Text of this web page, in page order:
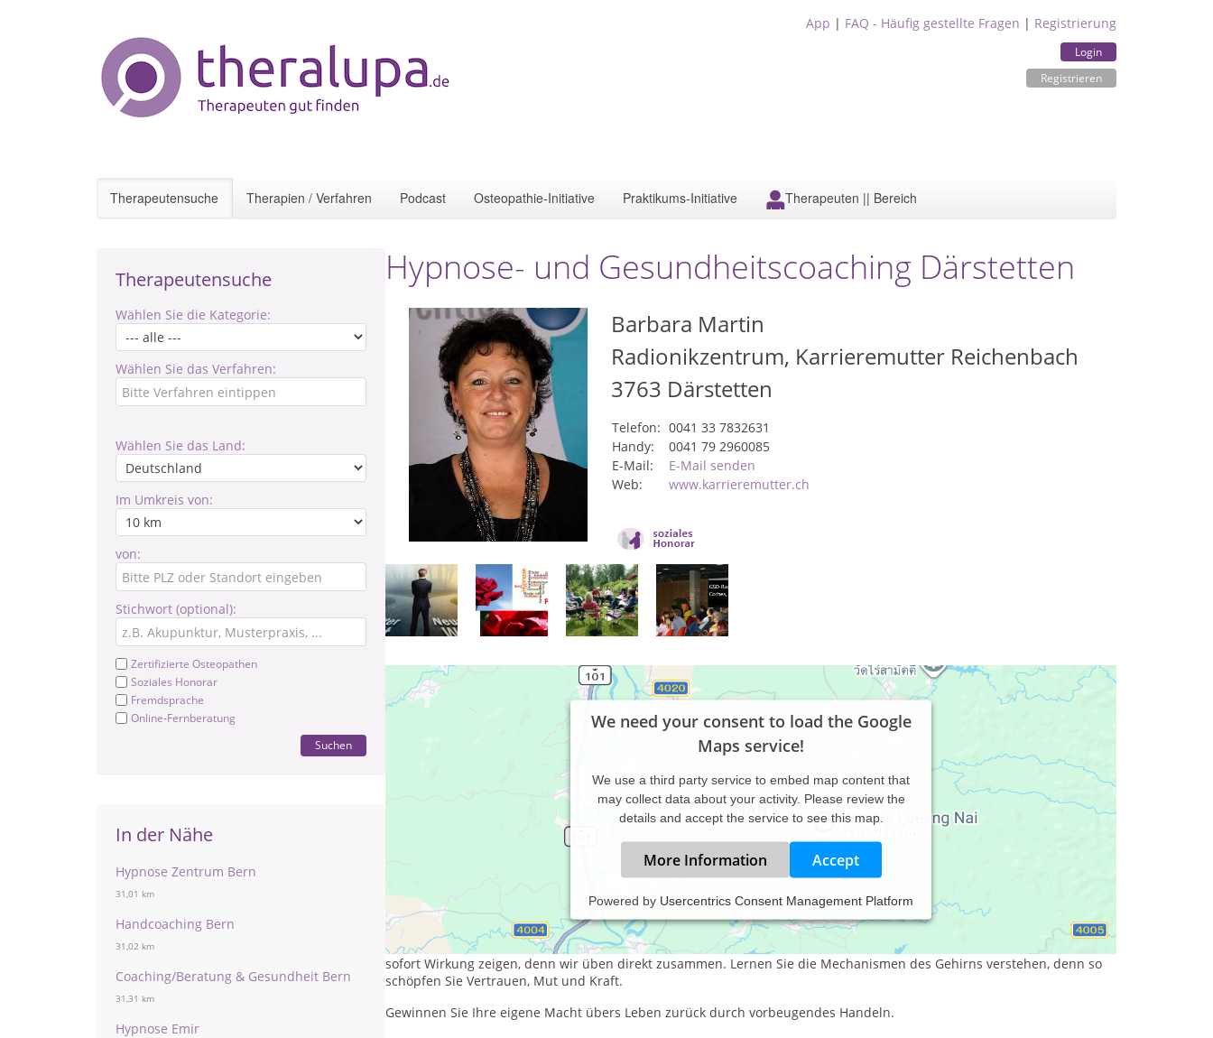
App | FAQ - Häufig gestellte Fragen | Registrierung
Login
Registrieren
Therapeutensuche Therapien / Verfahren Podcast Osteopathie-Initiative Praktikums-Initiative Therapeuten || Bereich
Therapeutensuche
Wählen Sie die Kategorie:
Wählen Sie das Verfahren:
Wählen Sie das Land:
Im Umkreis von:
von:
Stichwort (optional):
Zertifizierte Osteopathen
Soziales Honorar
Fremdsprache
Online-Fernberatung
Suchen
In der Nähe
Hypnose Zentrum Bern
31,01 km
Handcoaching Bern
31,02 km
Coaching/Beratung & Gesundheit Bern
31,31 km
Hypnose Emir
Hypnose- und Gesundheitscoaching Därstetten
Barbara Martin
Radionikzentrum, Karrieremutter Reichenbach
3763 Därstetten
Telefon: 0041 33 7832631
Handy:
0041 79 2960085
E-Mail:
E-Mail senden
Web:
www.karrieremutter.ch
We need your consent to load the Google
Maps service!
We use a third party service to embed map content that
may collect data about your activity. Please review the
details and accept the service to see this map.
More Information Accept
Powered by Usercentrics Consent Management Platform
Brechen Sie die negativen Muster, lösen Sie Stress-Symptome und krankmachende Gefühle auf.
Beugen Sie wirksam Burn out, Panikzuständen und Depression vor. Sie spüren wie verblüffend einfache Techniken
sofort Wirkung zeigen, denn wir üben direkt zusammen. Lernen Sie die Mechanismen des Gehirns verstehen, denn so
schöpfen Sie Vertrauen, Mut und Kraft.
Gewinnen Sie Ihre eigene Macht übers Leben zurück durch vorbeugendes Handeln.